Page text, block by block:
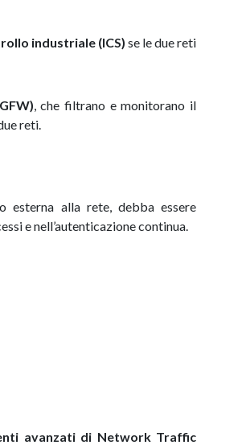
industriale (ICS) se le due reti
, che filtrano e monitorano il
reti.
esterna alla rete, debba essere
e nell’autenticazione continua.
avanzati di Network Traffic